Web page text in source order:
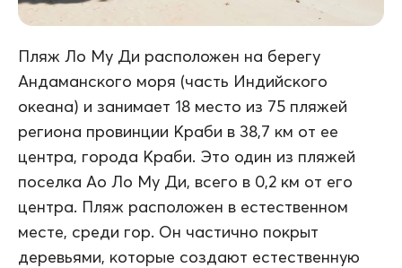
Пляж Ло Му Ди расположен на берегу
Андаманского моря (часть Индийского
океана) и занимает 18 место из 75 пляжей
региона провинции Краби в 38,7 км от ее
центра, города Краби. Это один из пляжей
поселка Ао Ло Му Ди, всего в 0,2 км от его
центра. Пляж расположен в естественном
месте, среди гор. Он частично покрыт
деревьями, которые создают естественную